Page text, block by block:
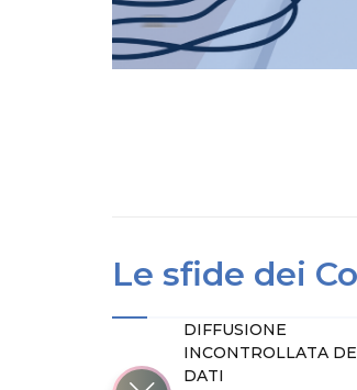
Le sfide dei
DIFFUSIONE
INCONTROLLATA
DATI